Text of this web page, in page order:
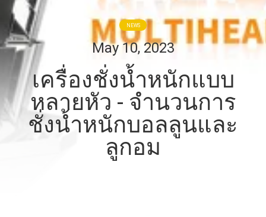
กับ
เรา
ทัวร์
โรงงาน
NEWS
May 10, 2023
เครื่องชั่งน้ำหนักแบบ
หลายหัว - จำนวนการ
ชั่งน้ำหนักบอลลูนและ
ลูกอม